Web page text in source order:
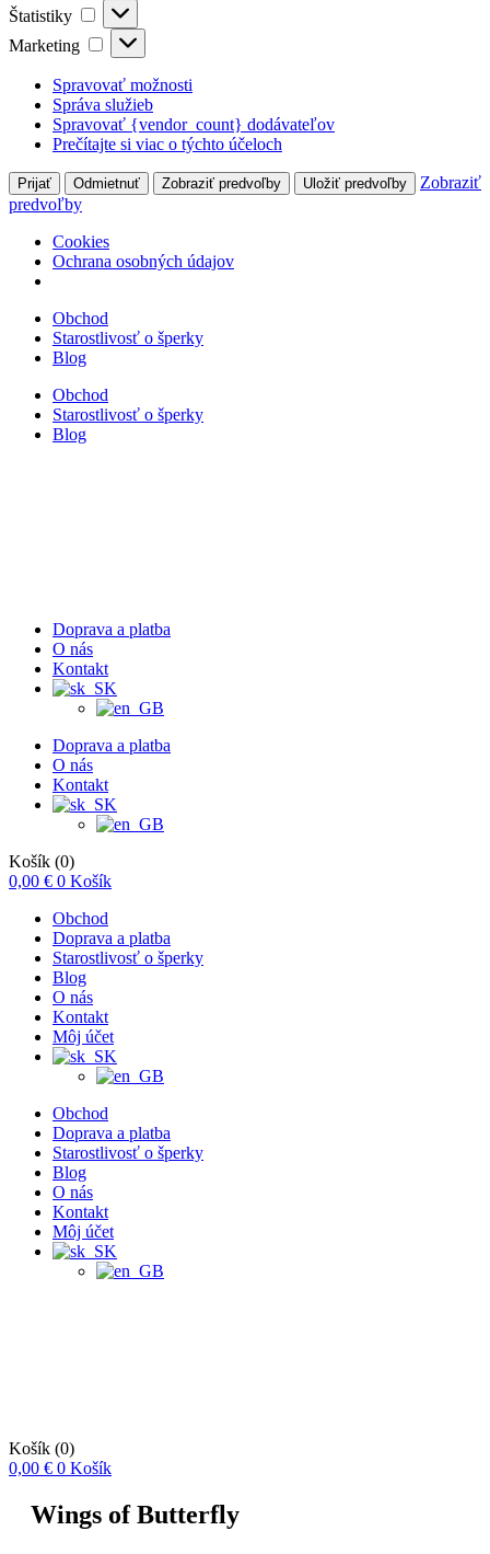
Štatistiky Štatistiky
Marketing Marketing
Spravovať možnosti
Správa služieb
Spravovať {vendor_count} dodávateľov
Prečítajte si viac o týchto účeloch
Prijať Odmietnuť Zobraziť predvoľby Uložiť predvoľby
Zobraziť
predvoľby
Cookies
Ochrana osobných údajov
Obchod
Starostlivosť o šperky
Blog
Obchod
Starostlivosť o šperky
Blog
Doprava a platba
O nás
Kontakt
Doprava a platba
O nás
Kontakt
Košík (0)
0,00 € 0 Košík
Obchod
Doprava a platba
Starostlivosť o šperky
Blog
O nás
Kontakt
Môj účet
Obchod
Doprava a platba
Starostlivosť o šperky
Blog
O nás
Kontakt
Môj účet
Košík (0)
0,00 € 0 Košík
Wings of Butterfly